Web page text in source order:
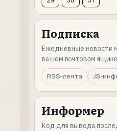
Подписка
Ежедневные новости
вашем почтовом
RSS-лента
JS-
Информер
Код для вывода